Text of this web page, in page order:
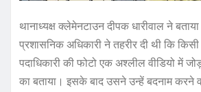
थानाध्यक्ष क्लेमेनटाउन दीपक धारीवाल ने
प्रशासनिक अधिकारी ने तहरीर दी थी कि
पदाधिकारी की फोटो एक अश्लील वीडियो में
का बताया। इसके बाद उसने उन्हें बदनाम करने